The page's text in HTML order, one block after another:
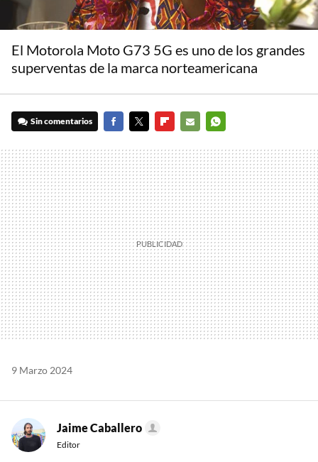
El Motorola Moto G73 5G es uno de los grandes
superventas de la marca norteamericana
Sin comentarios
MAIL
9 Marzo 2024
Jaime Caballero
Editor